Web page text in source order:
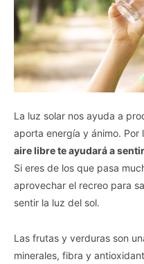
La luz solar nos ayuda a
aporta energía y ánimo. Por
aire libre te ayudará a
Si eres de los que pasa
aprovechar el recreo para
sentir la luz del sol.
Las frutas y verduras son
minerales, fibra y